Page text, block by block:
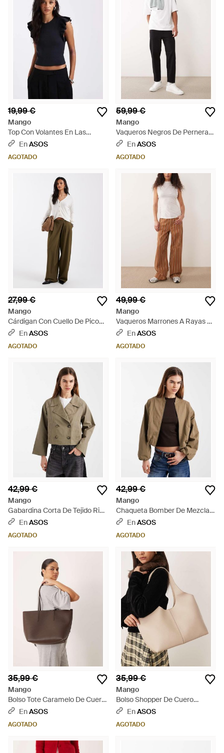
19,99 €
Mango
Top Con Volantes En Las
Mangas De Punto De Teen -
EnASOS
AGOTADO
59,99 €
Mango
Vaqueros Negros De Pernera
Recta 100% De Algodón
EnASOS
AGOTADO
27,99 €
Mango
Cárdigan Con Cuello De Pico
De Punto De Teen-Neutro -
EnASOS
AGOTADO
49,99 €
Mango
Vaqueros Marrones A Rayas De
Corte Recto Holgado 100% De
EnASOS
AGOTADO
42,99 €
Mango
Gabardina Corta De Tejido Rico
En Algodón De Teen-Verde -
EnASOS
AGOTADO
42,99 €
Mango
Chaqueta Bomber De Mezcla
De Algodón De Teen-Neutro -
EnASOS
AGOTADO
35,99 €
Mango
Bolso Tote Caramelo De Cuero
Sintético De - Marrón
EnASOS
AGOTADO
35,99 €
Mango
Bolso Shopper De Cuero
Sintético De -Neutro - Neutro
EnASOS
AGOTADO